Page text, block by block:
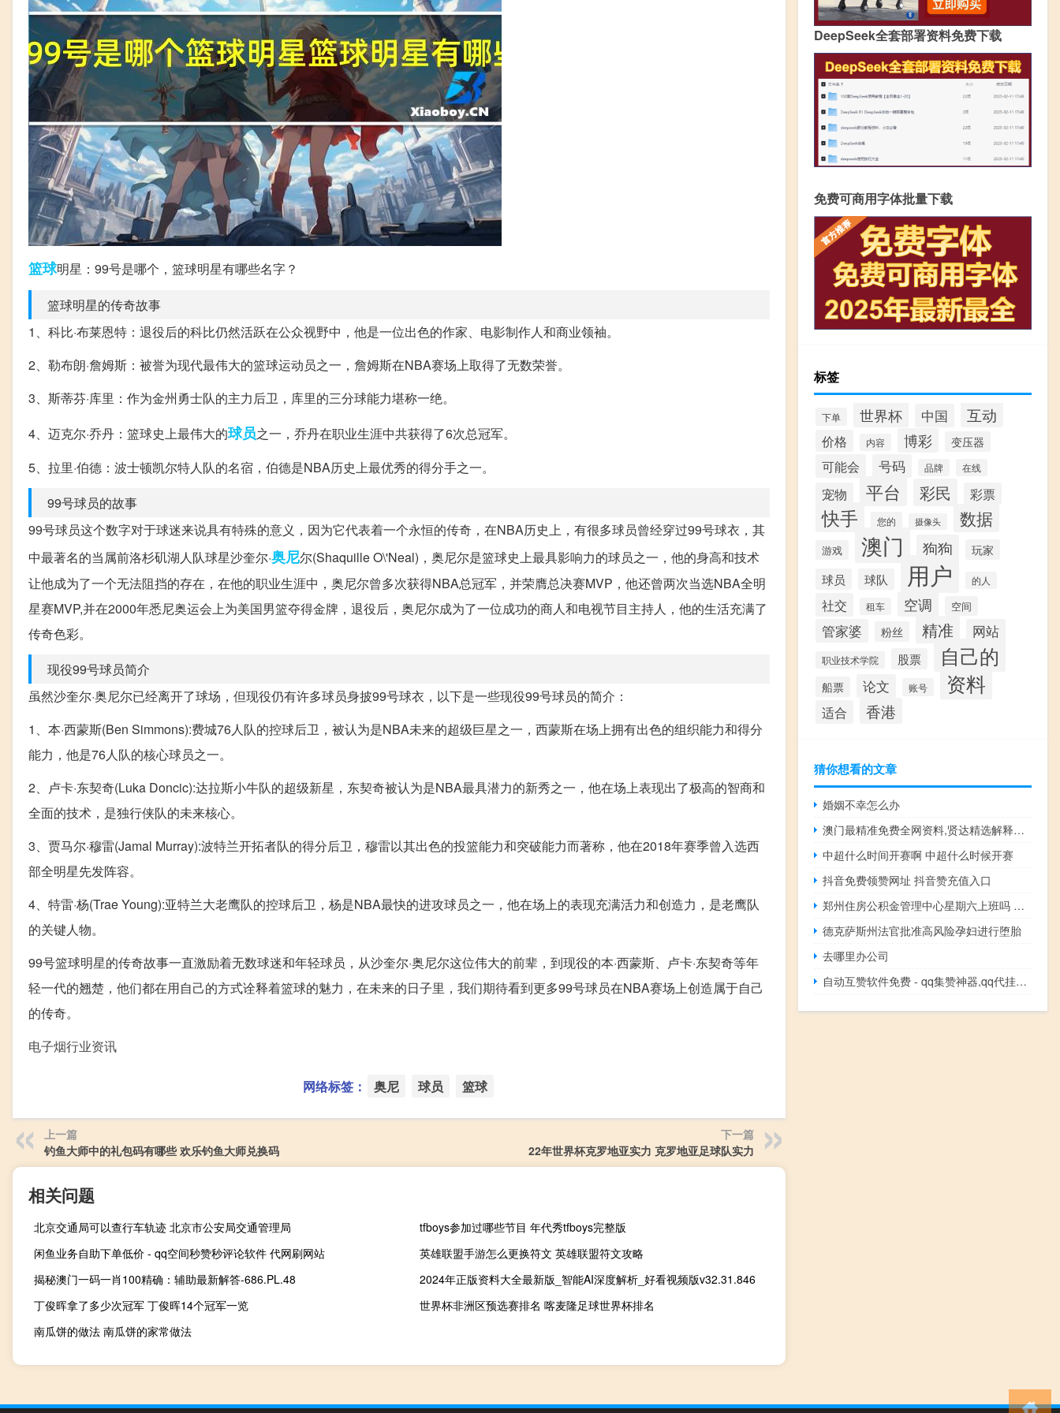
篮球明星：99号是哪个，篮球明星有哪些名字？
篮球明星的传奇故事
1、科比·布莱恩特：退役后的科比仍然活跃在公众视野中，他是一位出色的作家、电影制作人和商业领袖。
2、勒布朗·詹姆斯：被誉为现代最伟大的篮球运动员之一，詹姆斯在NBA赛场上取得了无数荣誉。
3、斯蒂芬·库里：作为金州勇士队的主力后卫，库里的三分球能力堪称一绝。
4、迈克尔·乔丹：篮球史上最伟大的球员之一，乔丹在职业生涯中共获得了6次总冠军。
5、拉里·伯德：波士顿凯尔特人队的名宿，伯德是NBA历史上最优秀的得分手之一。
99号球员的故事
99号球员这个数字对于球迷来说具有特殊的意义，因为它代表着一个永恒的传奇，在NBA历史上，有很多球员曾经穿过99号球衣，其
中最著名的当属前洛杉矶湖人队球星沙奎尔·奥尼尔(Shaquille O\'Neal)，奥尼尔是篮球史上最具影响力的球员之一，他的身高和技术
让他成为了一个无法阻挡的存在，在他的职业生涯中，奥尼尔曾多次获得NBA总冠军，并荣膺总决赛MVP，他还曾两次当选NBA全明
星赛MVP,并在2000年悉尼奥运会上为美国男篮夺得金牌，退役后，奥尼尔成为了一位成功的商人和电视节目主持人，他的生活充满了
传奇色彩。
现役99号球员简介
虽然沙奎尔·奥尼尔已经离开了球场，但现役仍有许多球员身披99号球衣，以下是一些现役99号球员的简介：
1、本·西蒙斯(Ben Simmons):费城76人队的控球后卫，被认为是NBA未来的超级巨星之一，西蒙斯在场上拥有出色的组织能力和得分
能力，他是76人队的核心球员之一。
2、卢卡·东契奇(Luka Doncic):达拉斯小牛队的超级新星，东契奇被认为是NBA最具潜力的新秀之一，他在场上表现出了极高的智商和
全面的技术，是独行侠队的未来核心。
3、贾马尔·穆雷(Jamal Murray):波特兰开拓者队的得分后卫，穆雷以其出色的投篮能力和突破能力而著称，他在2018年赛季曾入选西
部全明星先发阵容。
4、特雷·杨(Trae Young):亚特兰大老鹰队的控球后卫，杨是NBA最快的进攻球员之一，他在场上的表现充满活力和创造力，是老鹰队
的关键人物。
99号篮球明星的传奇故事一直激励着无数球迷和年轻球员，从沙奎尔·奥尼尔这位伟大的前辈，到现役的本·西蒙斯、卢卡·东契奇等年
轻一代的翘楚，他们都在用自己的方式诠释着篮球的魅力，在未来的日子里，我们期待看到更多99号球员在NBA赛场上创造属于自己
的传奇。
电子烟行业资讯
网络标签： 奥尼 球员 篮球
上一篇
钓鱼大师中的礼包码有哪些 欢乐钓鱼大师兑换码
下一篇
22年世界杯克罗地亚实力 克罗地亚足球队实力
相关问题
北京交通局可以查行车轨迹 北京市公安局交通管理局
tfboys参加过哪些节目 年代秀tfboys完整版
闲鱼业务自助下单低价 - qq空间秒赞秒评论软件 代网刷网站
英雄联盟手游怎么更换符文 英雄联盟符文攻略
揭秘澳门一码一肖100精确：辅助最新解答-686.PL.48
2024年正版资料大全最新版_智能AI深度解析_好看视频版v32.31.846
丁俊晖拿了多少次冠军 丁俊晖14个冠军一览
世界杯非洲区预选赛排名 喀麦隆足球世界杯排名
南瓜饼的做法 南瓜饼的家常做法
DeepSeek全套部署资料免费下载
免费可商用字体批量下载
标签
下单 世界杯 中国 互动
价格 内容 博彩 变压器
可能会 号码 品牌 在线
宠物 平台 彩民 彩票
快手 您的 摄像头 数据
游戏 澳门 狗狗 玩家
球员 球队 用户 的人
社交 租车 空调 空间
管家婆 粉丝 精准 网站
职业技术学院 股票 自己的
船票 论文 账号 资料
适合 香港
猜你想看的文章
婚姻不幸怎么办
澳门最精准免费全网资料,贤达精选解释落实_BT22.69.95
中超什么时间开赛啊 中超什么时候开赛
抖音免费领赞网址 抖音赞充值入口
郑州住房公积金管理中心星期六上班吗 郑州住房公积金管理中心
德克萨斯州法官批准高风险孕妇进行堕胎
去哪里办公司
自动互赞软件免费 - qq集赞神器,qq代挂网24小时自助下单平台